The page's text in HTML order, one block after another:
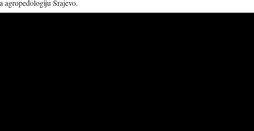
agropedologiju Srajevo.